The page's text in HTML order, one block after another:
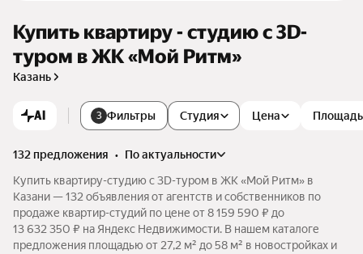
Купить квартиру - студию c 3D-
туром в ЖК «Мой Ритм»
Казань
AI 3 Фильтры Студия Цена Площадь
132 предложения •
по актуальности
Купить квартиру-студию c 3D-туром в ЖК «Мой Ритм» в
Казани — 132 объявления от агентств и собственников по
продаже квартир-студий по цене от 8 159 590 ₽ до
13 632 350 ₽ на Яндекс Недвижимости. В нашем каталоге
предложения площадью от 27,2 м² до 58 м² в новостройках и